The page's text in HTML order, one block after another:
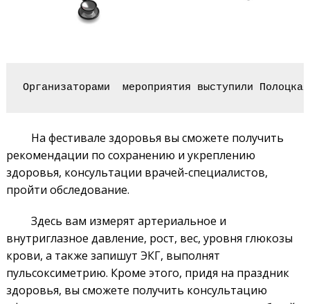
Организаторами  мероприятия выступили
На фестивале здоровья вы сможете получить
рекомендации по сохранению и укреплению
здоровья, консультации врачей-специалистов,
пройти обследование.
Здесь вам измерят артериальное и
внутриглазное давление, рост, вес, уровня глюкозы
крови, а также запишут ЭКГ, выполнят
пульсоксиметрию. Кроме этого, придя на праздник
здоровья, вы сможете получить консультацию